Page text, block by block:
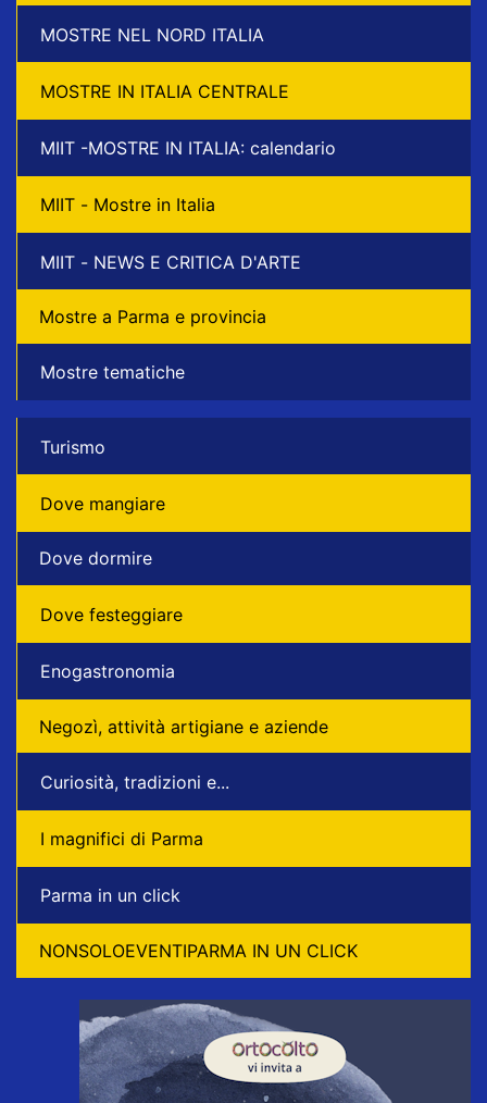
MOSTRE NEL NORD ITALIA
MOSTRE IN ITALIA CENTRALE
MIIT -MOSTRE IN ITALIA: calendario
MIIT - Mostre in Italia
MIIT - NEWS E CRITICA D'ARTE
Mostre a Parma e provincia
Mostre tematiche
Turismo
Dove mangiare
Dove dormire
Dove festeggiare
Enogastronomia
Negozì, attività artigiane e aziende
Curiosità, tradizioni e...
I magnifici di Parma
Parma in un click
NONSOLOEVENTIPARMA IN UN CLICK